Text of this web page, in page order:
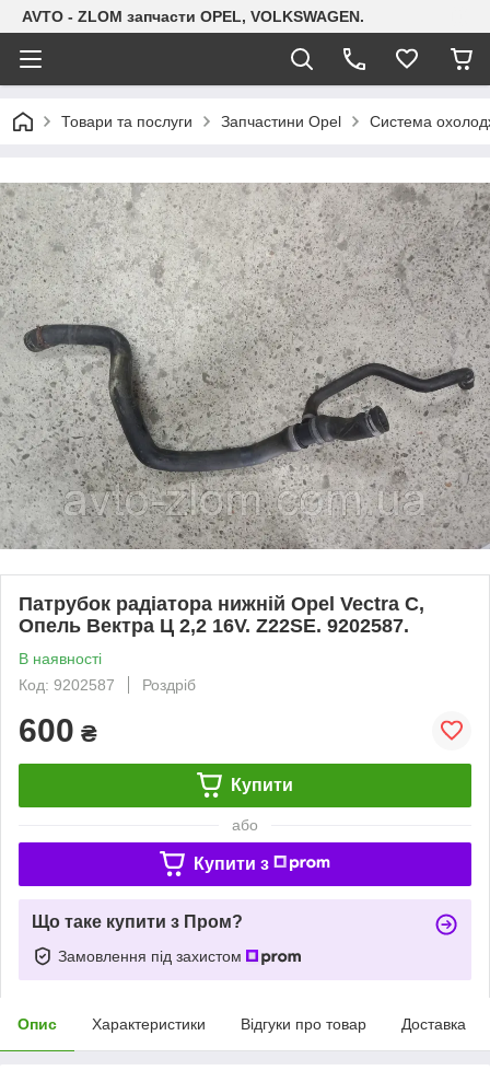
AVTO - ZLOM запчасти OPEL, VOLKSWAGEN.
Товари та послуги Запчастини Opel Система
Патрубок радіатора нижній Opel Vectra C,
Опель Вектра Ц 2,2 16V. Z22SE. 9202587.
В наявності
Код: 9202587
Роздріб
600 ₴
Купити
або
Купити з
Що таке купити з Пром?
Замовлення під захистом
Опис Характеристики Відгуки про товар Доставка